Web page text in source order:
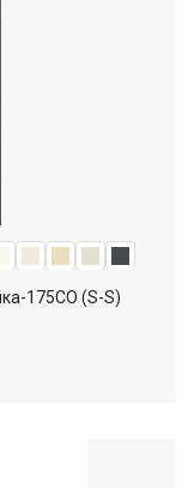
175СО (S-S)